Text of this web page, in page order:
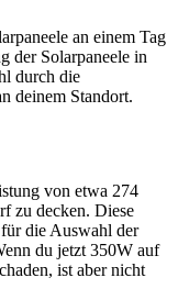
an einem Tag
der Solarpaneele in
durch die
deinem Standort.
von etwa 274
zu decken. Diese
die Auswahl der
du jetzt 350W auf
ist aber nicht